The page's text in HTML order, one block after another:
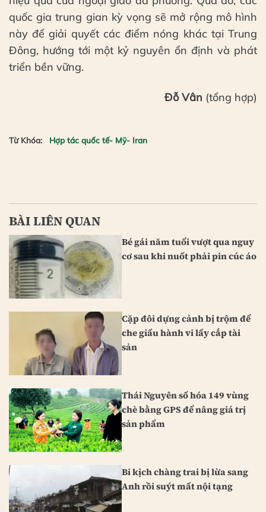
quốc gia trung gian kỳ vọng sẽ mở rộng mô hình
này để giải quyết các điểm nóng khác tại Trung
Đông, hướng tới một kỷ nguyên ổn định và phát
triển bền vững.
Đỗ Vân (tổng hợp)
Từ Khóa: Hợp tác quốc tế- Mỹ- Iran
BÀI LIÊN QUAN
Bé gái năm tuổi vượt qua nguy
cơ sau khi nuốt phải pin cúc áo
Cặp đôi dựng cảnh bị trộm để
che giấu hành vi lấy cắp tài
sản
Thái Nguyên số hóa 149 vùng
chè bằng GPS để nâng giá trị
sản phẩm
Bi kịch chàng trai bị lừa sang
Anh rồi suýt mất nội tạng